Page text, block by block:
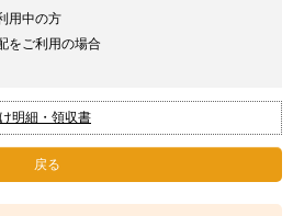
用中の方
をご利用の場合
明細・領収書
戻る